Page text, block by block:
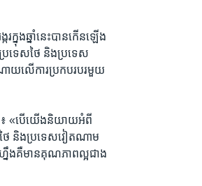
នុង​ឆ្នាំ​នេះបាន​កើន​ឡើង​
រទេស​ថៃ​ និង​ប្រទេស​
ាយ​លើ​ការ​ប្រកប​របរ​មួយ​
ា៖ ​«បើ​យើង​និយាយ​អំពី​
ៃ​ និង​ប្រទេស​វៀតណាម​
នឹង​គឺមាន​គុណភាព​ល្អ​ជាង​